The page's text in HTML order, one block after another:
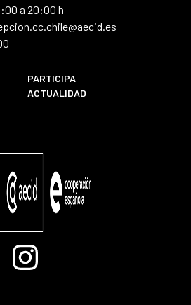
a 20:00 h
PARTICIPA
ACTUALIDAD
Instagram